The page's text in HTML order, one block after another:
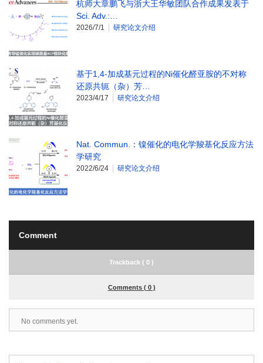
杭师大章鹏飞与浙大王华敏团队合作成果发表于
Sci. Adv.:…
2026/7/1 研究论文介绍
基于1,4-加成基元过程的Ni催化醛亚胺的不对称
还原共轭（杂）芳…
2023/4/17 研究论文介绍
Nat. Commun.：镍催化的电化学羧基化反应方法
学研究
2022/6/24 研究论文介绍
Comment
Trackback ( 0 )
Comments ( 0 )
No comments yet.